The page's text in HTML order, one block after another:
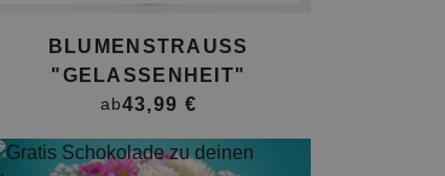
BLUMENSTRAUSS "
GELASSENHEIT"
ab43,99 €